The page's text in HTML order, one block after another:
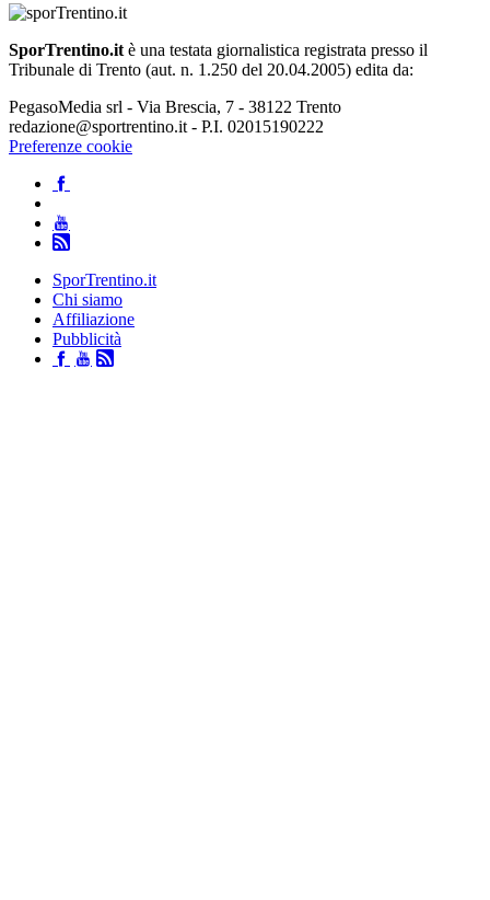
SporTrentino.it è una testata giornalistica registrata presso il
Tribunale di Trento (aut. n. 1.250 del 20.04.2005) edita da:
PegasoMedia srl - Via Brescia, 7 - 38122 Trento
redazione@sportrentino.it - P.I. 02015190222
Preferenze cookie
SporTrentino.it
Chi siamo
Affiliazione
Pubblicità